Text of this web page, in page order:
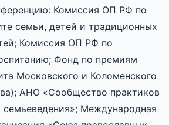
Комиссия ОП РФ по
семьи, детей и традиционных
Комиссия ОП РФ по
Фонд по премиям
Московского и Коломенского
АНО «Сообщество практиков
семьеведения»; Международная